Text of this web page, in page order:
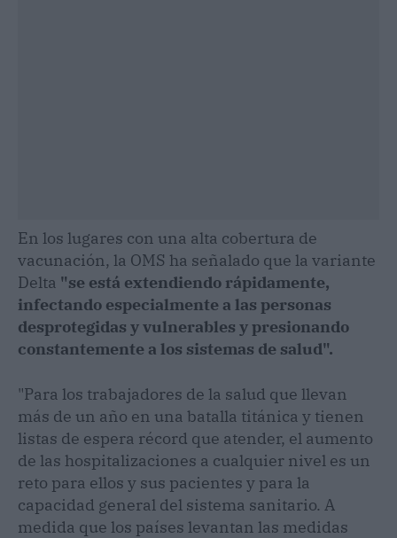
En los lugares con una alta cobertura de
vacunación, la OMS ha señalado que la variante
Delta "se está extendiendo rápidamente,
infectando especialmente a las personas
desprotegidas y vulnerables y presionando
constantemente a los sistemas de salud".
"Para los trabajadores de la salud que llevan
más de un año en una batalla titánica y tienen
listas de espera récord que atender, el aumento
de las hospitalizaciones a cualquier nivel es un
reto para ellos y sus pacientes y para la
capacidad general del sistema sanitario. A
medida que los países levantan las medidas